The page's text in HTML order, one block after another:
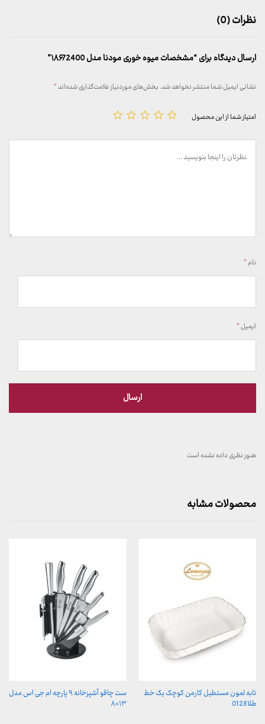
نظرات (0)
ارسال دیدگاه برای “مشخصات میوه خوری مودنا مدل ۱۸۶72400”
نشانی ایمیل شما منتشر نخواهد شد.بخش‌های موردنیاز علامت‌گذاری شده‌اند*
امتیاز شما از این محصول
نام*
ایمیل*
هنوز نظری داده نشده است
محصولات مشابه
تابه لمون مستطیل کارمن کوچک یک خط
طلا0128
ست چاقو آشپزخانه ۹ پارچه ام جی اس مدل
۸۰۱۳